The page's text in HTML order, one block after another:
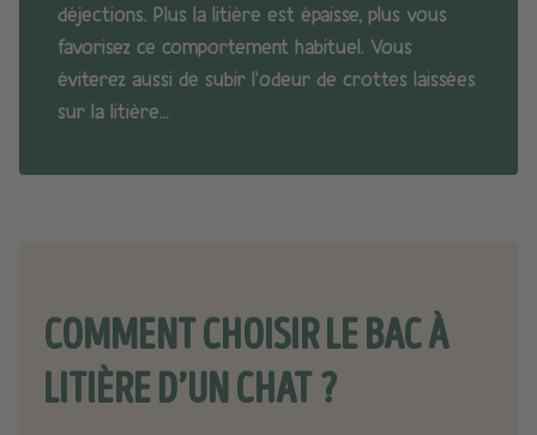
déjections. Plus la litière est épaisse, plus vous
favorisez ce comportement habituel. Vous
éviterez aussi de subir l’odeur de crottes laissées
sur la litière…
COMMENT CHOISIR LE BAC À
LITIÈRE D’UN CHAT ?